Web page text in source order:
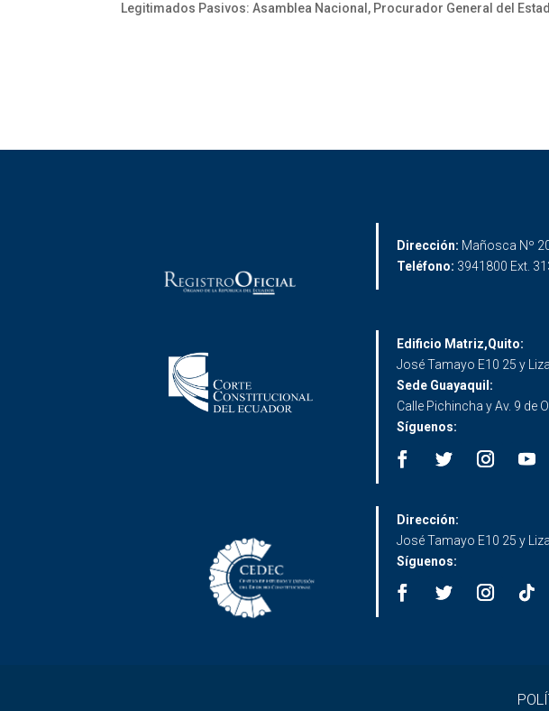
Legitimados Pasivos: Asamblea Nacional, Procurador General del
Dirección: Mañosca Nº
Teléfono: 3941800 Ext.
Edificio Matriz,Quito:
José Tamayo E10 25 y
Sede Guayaquil:
Calle Pichincha y Av. 9 de
Síguenos:
Dirección:
José Tamayo E10 25 y
Síguenos: